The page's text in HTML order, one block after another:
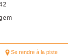
Se rendre à la piste